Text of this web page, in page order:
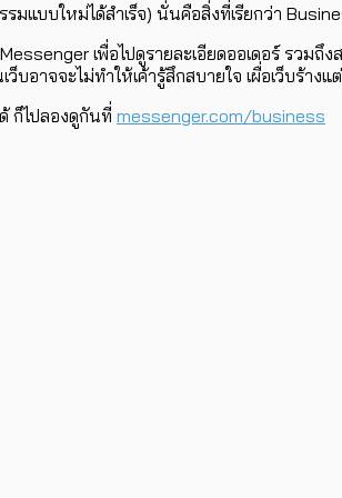
แบบใหม่ได้สำเร็จ) นั่นคือสิ่งที่เรียกว่า
เพื่อไปดูรายละเอียดออเดอร์ รวมถึ
อาจจะไม่ทำให้เค้ารู้สึกสบายใจ เผื่อเว็บร้าง
ก็ไปลองดูกันที่ messenger.com/business